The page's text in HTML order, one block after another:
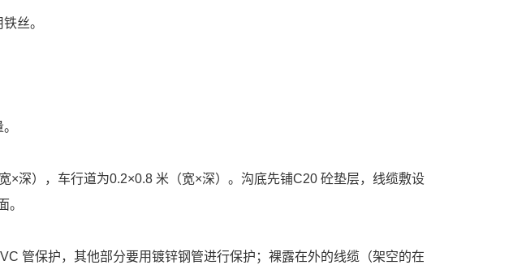
丝。
×深），车行道为0.2×0.8 米（宽×深）。沟底先铺C20 砼垫层，线缆敷设
。
管保护，其他部分要用镀锌钢管进行保护；裸露在外的线缆（架空的在